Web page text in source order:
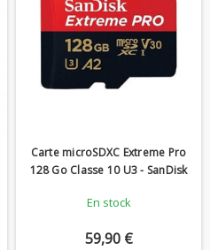
Carte microSDXC Extreme Pro
128 Go Classe 10 U3 - SanDisk
En stock
59,90 €